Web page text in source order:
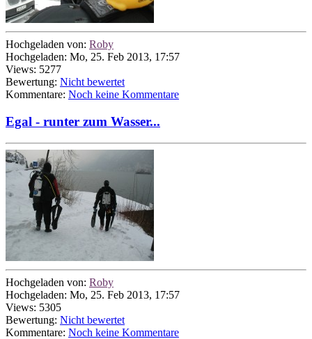
Hochgeladen von: Roby
Hochgeladen: Mo, 25. Feb 2013, 17:57
Views: 5277
Bewertung: Nicht bewertet
Kommentare: Noch keine Kommentare
Egal - runter zum Wasser...
Hochgeladen von: Roby
Hochgeladen: Mo, 25. Feb 2013, 17:57
Views: 5305
Bewertung: Nicht bewertet
Kommentare: Noch keine Kommentare